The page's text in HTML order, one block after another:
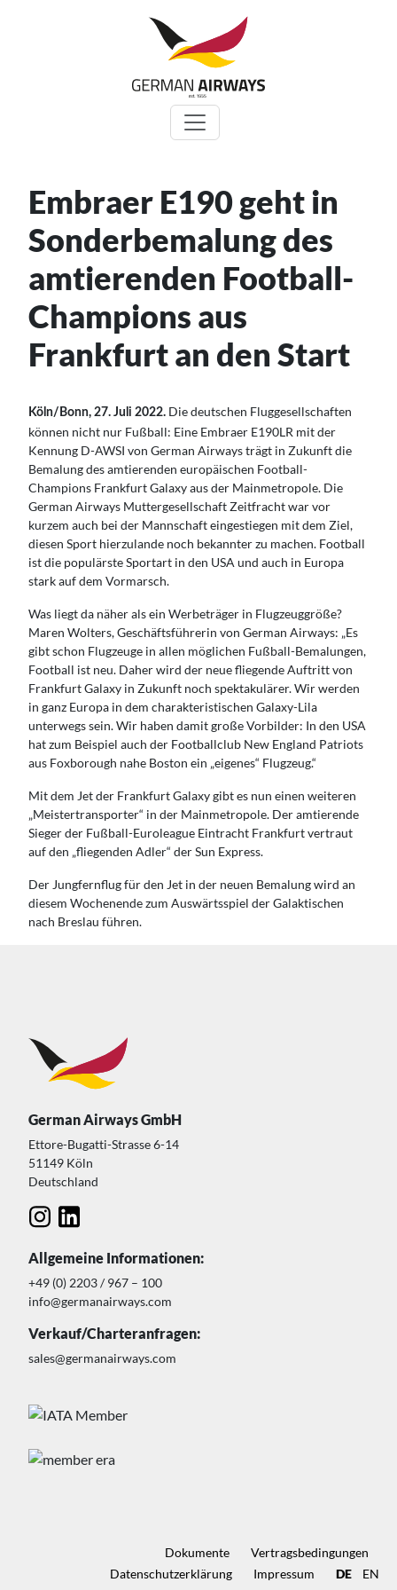
Embraer E190 geht in
Sonderbemalung des
amtierenden Football-
Champions aus
Frankfurt an den Start
Köln/Bonn, 27. Juli 2022. Die deutschen Fluggesellschaften
können nicht nur Fußball: Eine Embraer E190LR mit der
Kennung D-AWSI von German Airways trägt in Zukunft die
Bemalung des amtierenden europäischen Football-
Champions Frankfurt Galaxy aus der Mainmetropole. Die
German Airways Muttergesellschaft Zeitfracht war vor
kurzem auch bei der Mannschaft eingestiegen mit dem Ziel,
diesen Sport hierzulande noch bekannter zu machen. Football
ist die populärste Sportart in den USA und auch in Europa
stark auf dem Vormarsch.
Was liegt da näher als ein Werbeträger in Flugzeuggröße?
Maren Wolters, Geschäftsführerin von German Airways: „Es
gibt schon Flugzeuge in allen möglichen Fußball-Bemalungen,
Football ist neu. Daher wird der neue fliegende Auftritt von
Frankfurt Galaxy in Zukunft noch spektakulärer. Wir werden
in ganz Europa in dem charakteristischen Galaxy-Lila
unterwegs sein. Wir haben damit große Vorbilder: In den USA
hat zum Beispiel auch der Footballclub New England Patriots
aus Foxborough nahe Boston ein „eigenes“ Flugzeug.“
Mit dem Jet der Frankfurt Galaxy gibt es nun einen weiteren
„Meistertransporter“ in der Mainmetropole. Der amtierende
Sieger der Fußball-Euroleague Eintracht Frankfurt vertraut
auf den „fliegenden Adler“ der Sun Express.
Der Jungfernflug für den Jet in der neuen Bemalung wird an
diesem Wochenende zum Auswärtsspiel der Galaktischen
nach Breslau führen.
German Airways GmbH
Ettore-Bugatti-Strasse 6-14
51149 Köln
Deutschland
Allgemeine Informationen:
+49 (0) 2203 / 967 – 100
info@germanairways.com
Verkauf/Charteranfragen:
sales@germanairways.com
Dokumente
Vertragsbedingungen
Datenschutz­erklärung
Impressum DE EN